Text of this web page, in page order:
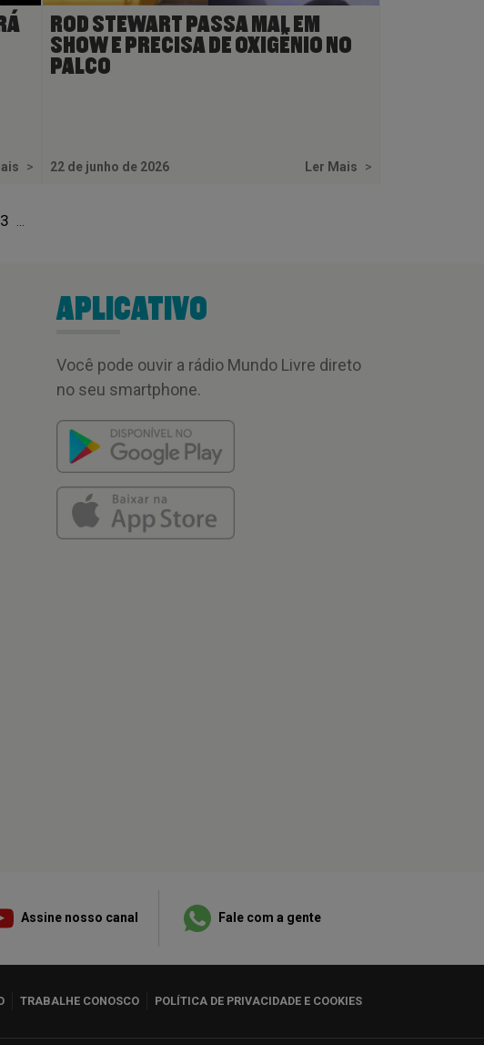
>
ROD STEWART PASSA MAL EM
SHOW E PRECISA DE OXIGÊNIO NO
PALCO
22 de junho de 2026 Ler Mais >
APLICATIVO
Você pode ouvir a rádio Mundo Livre direto
no seu smartphone.
Assine nosso canal Fale com a gente
TRABALHE CONOSCO POLÍTICA DE PRIVACIDADE E COOKIES